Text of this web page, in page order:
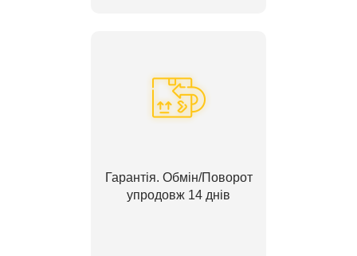
Гарантія. Обмін/Поворот
упродовж 14 днів